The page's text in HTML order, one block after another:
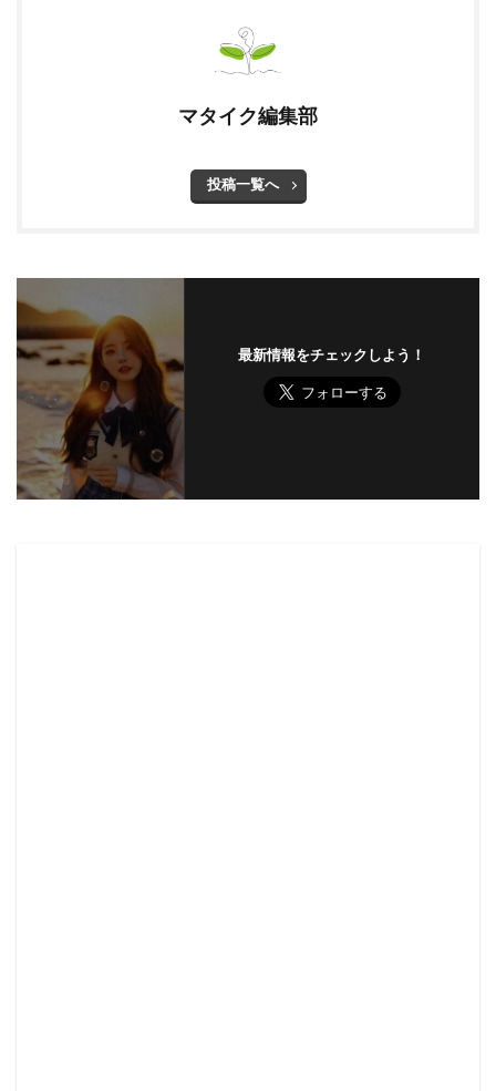
マタイク編集部
投稿一覧へ
最新情報をチェックしよう！